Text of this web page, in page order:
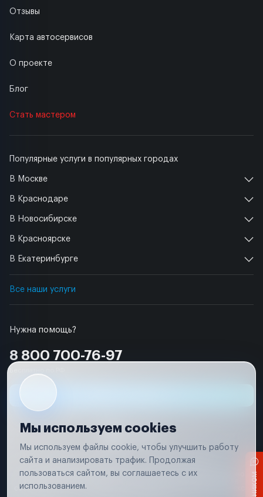
Нужна помощь?
8 800 700-76-97
Популярные услуги в популярных городах
В Москве
В Краснодаре
В Новосибирске
В Красноярске
В Екатеринбурге
Все наши услуги
Отзывы
Карта автосервисов
О проекте
Блог
Стать мастером
Условия использования
Удаление аккаунта
Вся информация, представленная на сайте, носит исключительно
соответствии с положениями статьи 437 (п. 2) Гражданского кодекса
Мы используем cookies
Мы используем файлы cookie, чтобы улучшить работу
сайта и анализировать трафик. Продолжая
пользоваться сайтом, вы соглашаетесь с их
использованием.